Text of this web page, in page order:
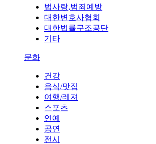
법사랑,범죄예방
대한변호사협회
대한법률구조공단
기타
문화
건강
음식/맛집
여행/레져
스포츠
연예
공연
전시